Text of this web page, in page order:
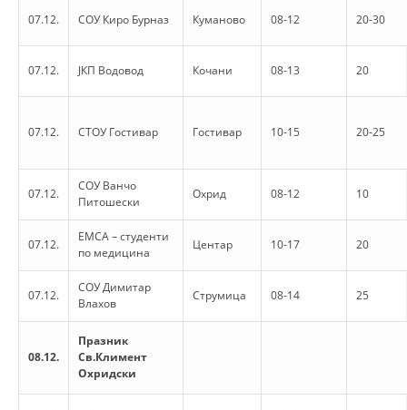
ACTION
MANUALS
BROCHURES
07.12. СОУ Киро Бурназ Куманово 08-12 20-30
07.12. ЈКП Водовод Кочани 08-13 20
07.12. СТОУ Гостивар Гостивар 10-15 20-25
07.12.
СОУ Ванчо
Питошески
Охрид 08-12 10
07.12.
ЕМСА – студенти
по медицина
Центар 10-17 20
07.12.
СОУ Димитар
Влахов
Струмица 08-14 25
08.12.
Празник
Св.Климент
Охридски